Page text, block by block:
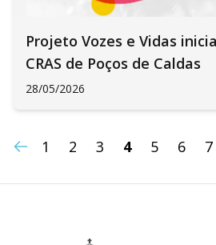
Projeto Vozes e Vidas
CRAS de Poços de Caldas
28/05/2026
1 2 3 4 5 6 7